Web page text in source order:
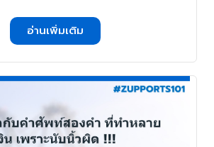
อ่านเพิ่มเติม